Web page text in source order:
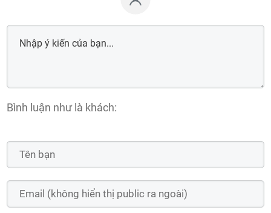
Bình luận như là khách: